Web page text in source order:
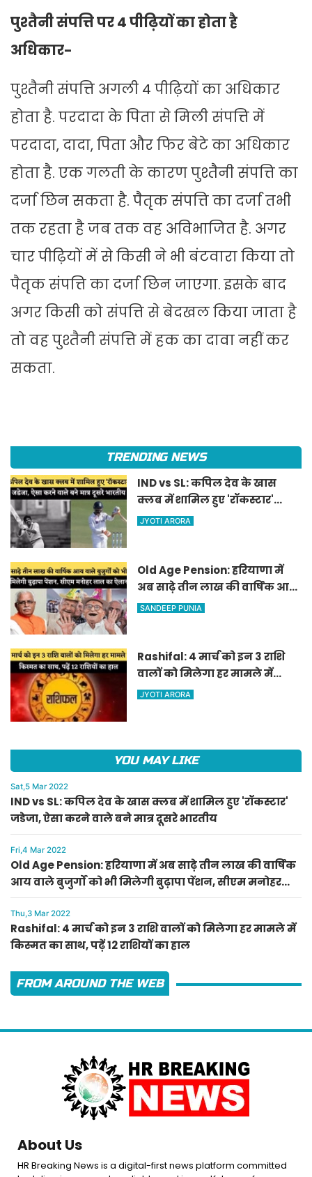
पुश्तैनी संपत्ति पर 4 पीढ़ियों का होता है
अधिकार-
पुश्तैनी संपत्ति अगली 4 पीढ़ियों का अधिकार
होता है. परदादा के पिता से मिली संपत्ति में
परदादा, दादा, पिता और फिर बेटे का अधिकार
होता है. एक गलती के कारण पुश्तैनी संपत्ति का
दर्जा छिन सकता है. पैतृक संपत्ति का दर्जा तभी
तक रहता है जब तक वह अविभाजित है. अगर
चार पीढ़ियों में से किसी ने भी बंटवारा किया तो
पैतृक संपत्ति का दर्जा छिन जाएगा. इसके बाद
अगर किसी को संपत्ति से बेदखल किया जाता है
तो वह पुश्तैनी संपत्ति में हक का दावा नहीं कर
सकता.
TRENDING NEWS
IND vs SL: कपिल देव के खास
क्लब में शामिल हुए 'रॉकस्टार'
जडेजा, ऐसा करने वाले बने मात्र
JYOTI ARORA
Old Age Pension: हरियाणा में
अब साढ़े तीन लाख की वार्षिक आय
वाले बुजुर्गों को भी मिलेगी बुढ़ापा
SANDEEP PUNIA
Rashifal: 4 मार्च को इन 3 राशि
वालों को मिलेगा हर मामले में
किस्मत का साथ, पढ़ें 12 राशियों का
JYOTI ARORA
YOU MAY LIKE
Sat,5 Mar 2022
IND vs SL: कपिल देव के खास क्लब में शामिल हुए 'रॉकस्टार'
जडेजा, ऐसा करने वाले बने मात्र दूसरे भारतीय
Fri,4 Mar 2022
Old Age Pension: हरियाणा में अब साढ़े तीन लाख की वार्षिक
आय वाले बुजुर्गों को भी मिलेगी बुढ़ापा पेंशन, सीएम मनोहर
लाल का ऐलान
Thu,3 Mar 2022
Rashifal: 4 मार्च को इन 3 राशि वालों को मिलेगा हर मामले में
किस्मत का साथ, पढ़ें 12 राशियों का हाल
FROM AROUND THE WEB
About Us
HR Breaking News is a digital-first news platform committed